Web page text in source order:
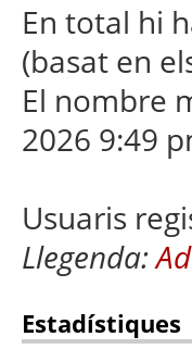
En total hi
(basat en
El nombre
2026 9:49
Usuaris
Llegenda:
Estadístiques